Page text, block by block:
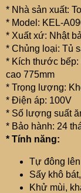
* Nhà sản xuất:
* Model: KEL-
* Xuất xứ: Nhật
* Chủng loại: Tủ
* Kích thước bếp:
cao 775mm
* Trọng lượng:
* Điện áp: 100V
* Số lượng suất
* Bảo hành: 24
* Tính năng:
Tự đông
Sấy khô
Khử mùi,